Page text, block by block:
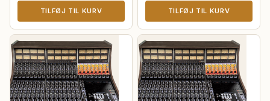
TILFØJ TIL KURV TILFØJ TIL KURV